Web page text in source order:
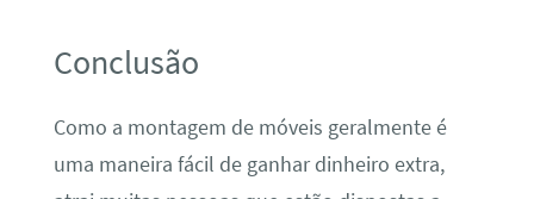
Conclusão
Como a montagem de móveis geralmente é
uma maneira fácil de ganhar dinheiro extra,